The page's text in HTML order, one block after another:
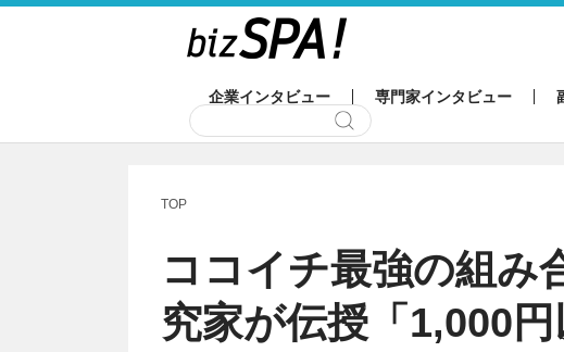
企業インタビュー 専門家インタビュー
TOP
ココイチ最強の組み
究家が伝授「1,000